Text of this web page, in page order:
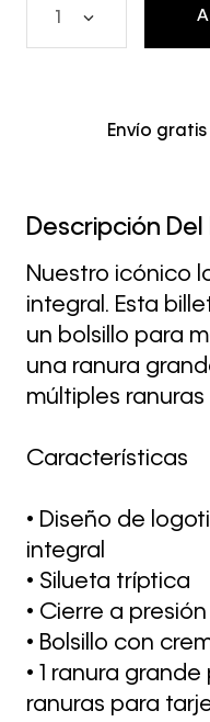
Envío
Descripción
Nuestro icónico
integral. Esta
un bolsillo para
una ranura
múltiples
Características
• Diseño de
integral
• Silueta tríptica
• Cierre a presión
• Bolsillo con
• 1 ranura
ranuras para